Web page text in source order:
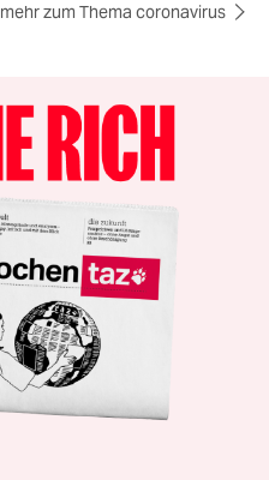
mehr zum Thema coronavirus